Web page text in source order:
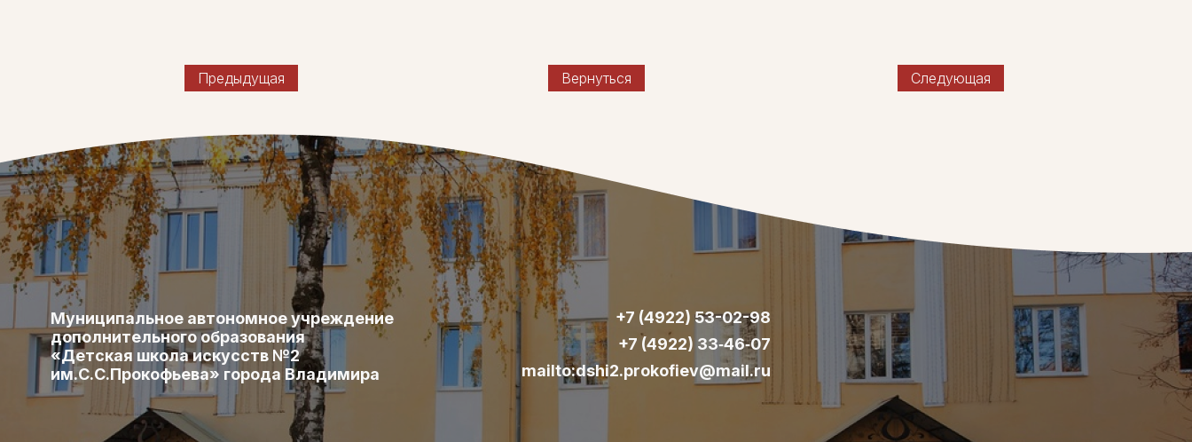
Предыдущая Вернуться Следующая
Муниципальное автономное учреждение
дополнительного образования
«Детская школа искусств №2
им.С.С.Прокофьева» города Владимира
+7 (4922) 53-02-98
+7 (4922) 33‑46‑07
mailto:dshi2.prokofiev@mail.ru